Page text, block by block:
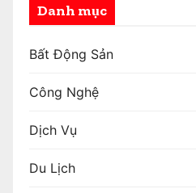
Danh mục
Bất Động Sản
Công Nghệ
Dịch Vụ
Du Lịch